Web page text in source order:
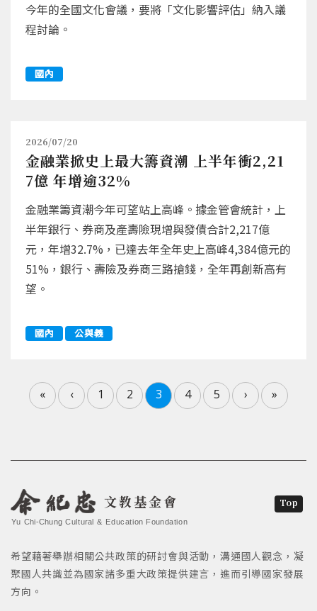
今年的全國文化會議，要將「文化影響評估」納入議
程討論。
國內
2026/07/20
金融業掀史上最大籌資潮 上半年衝2,21
7億 年增逾32%
金融業籌資潮今年可望站上高峰。據金管會統計，上
半年銀行、券商及產壽險現增與發債合計2,217億
元，年增32.7%，已達去年全年史上高峰4,384億元的
51%，銀行、壽險及券商三路搶錢，全年再創新高有
望。
國內 公與義
« ‹ 1 2 3 4 5 › »
文教基金會
Yu Chi-Chung Cultural & Education Foundation
希望藉著舉辦相關公共政策的研討會與活動，溝通國人觀念，凝
聚國人共識並為國家諸多重大政策提供建言，進而引導國家發展
方向。
Top